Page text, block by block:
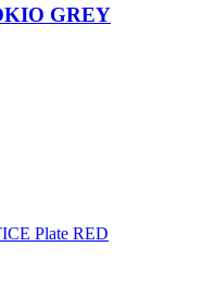
GREY